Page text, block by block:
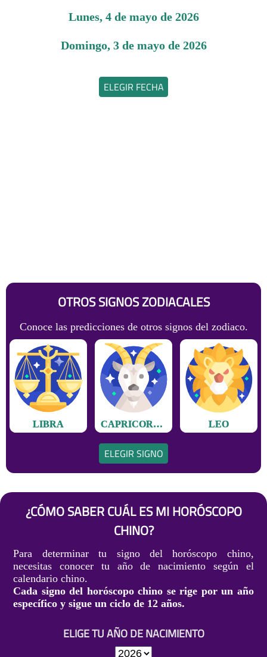
lunes, 4 de mayo de 2026
domingo, 3 de mayo de 2026
ELEGIR FECHA
OTROS SIGNOS ZODIACALES
Conoce las predicciones de otros signos del zodiaco.
LIBRA CAPRICORNIO LEO
ELEGIR SIGNO
¿CÓMO SABER CUÁL ES MI HORÓSCOPO
CHINO?
Para determinar tu signo del horóscopo chino,
necesitas conocer tu año de nacimiento según el
calendario chino.
Cada signo del horóscopo chino se rige por un año
específico y sigue un ciclo de 12 años.
ELIGE TU AÑO DE NACIMIENTO